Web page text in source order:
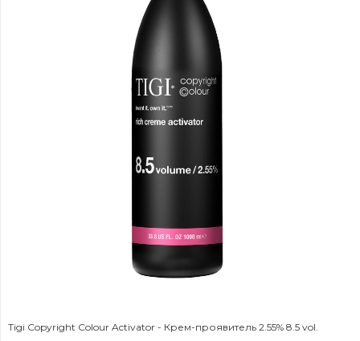
Tigi Copyright Colour Activator - Крем-проявитель 2.55% 8.5 vol.